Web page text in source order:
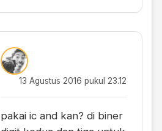
13 Agustus 2016 pukul 23.12
pakai ic and kan? di biner